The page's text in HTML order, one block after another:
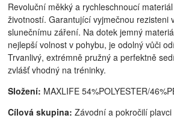
Revoluční měkký a rychleschnoucí
životností. Garantující vyjmečnou rezisteni
slunečnímu záření. Na dotek jemný
nejlepší volnost v pohybu, je odolný vůči
Trvanlivý, extrémně pružný a perfektně
zvlášť vhodný na tréninky.
Složení: MAXLIFE 54%POLYESTER/
Cílová skupina:Závodní a pokročilí plavci